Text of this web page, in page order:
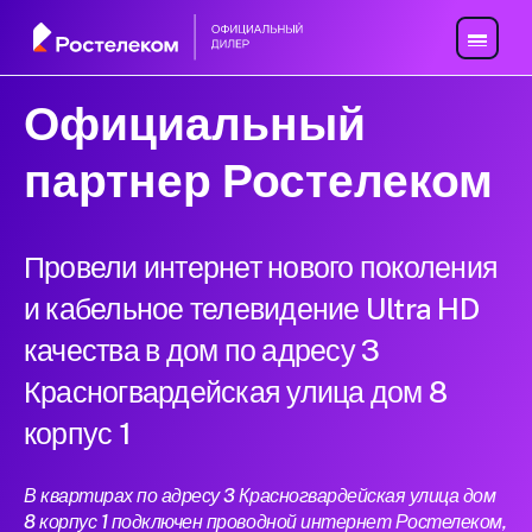
Официальный
партнер Ростелеком
Провели интернет нового поколения
и кабельное телевидение Ultra HD
качества в дом по адресу 3
Красногвардейская улица дом 8
корпус 1
В квартирах по адресу 3 Красногвардейская улица дом
8 корпус 1 подключен проводной интернет Ростелеком,